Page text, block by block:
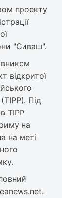
проекту
"Сиваш".
відкритої
Під
ТІРР
на
на меті